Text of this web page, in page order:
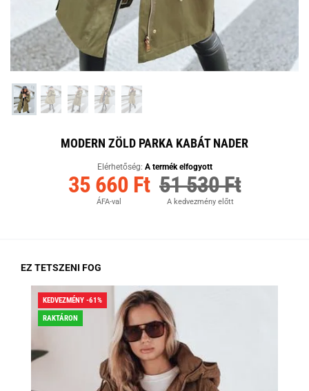
MODERN ZÖLD PARKA KABÁT NADER
Elérhetőség: A termék elfogyott
35 660 Ft
ÁFA-val
51 530 Ft
A kedvezmény előtt
EZ TETSZENI FOG
KEDVEZMÉNY -61%
RAKTÁRON